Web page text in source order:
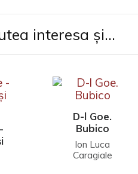
interesa și...
D-l Goe.
Bubico
Ion Luca
Caragiale